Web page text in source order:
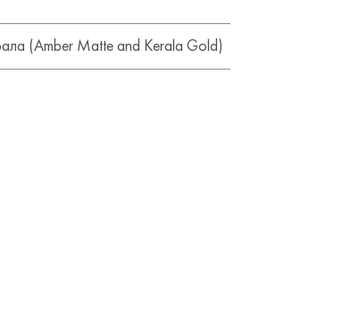
(Amber Matte and Kerala Gold)